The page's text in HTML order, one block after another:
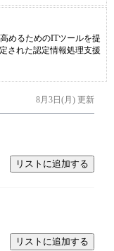
めるためのITツールを提
された認定情報処理支援
8月3日(月) 更新
リストに追加する
リストに追加する